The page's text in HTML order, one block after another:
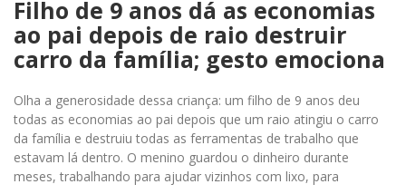
Filho de 9 anos dá as economias
ao pai depois de raio destruir
carro da família; gesto emociona
Olha a generosidade dessa criança: um filho de 9 anos deu
todas as economias ao pai depois que um raio atingiu o carro
da família e destruiu todas as ferramentas de trabalho que
estavam lá dentro. O menino guardou o dinheiro durante
meses, trabalhando para ajudar vizinhos com lixo, para